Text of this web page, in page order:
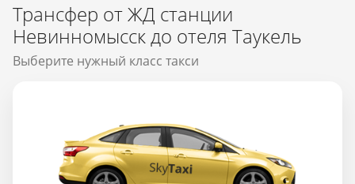
Трансфер от ЖД станции
Невинномысск до отеля Таукель
Выберите нужный класс такси